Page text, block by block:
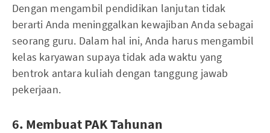
Dengan mengambil pendidikan lanjutan tidak
berarti Anda meninggalkan kewajiban Anda sebagai
seorang guru. Dalam hal ini, Anda harus mengambil
kelas karyawan supaya tidak ada waktu yang
bentrok antara kuliah dengan tanggung jawab
pekerjaan.
6. Membuat PAK Tahunan